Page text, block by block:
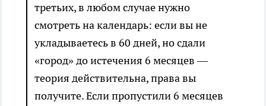
третьих, в любом случае нужно
смотреть на календарь: если вы не
укладываетесь в 60 дней, но сдали
«город» до истечения 6 месяцев —
теория действительна, права вы
получите. Если пропустили 6 месяцев